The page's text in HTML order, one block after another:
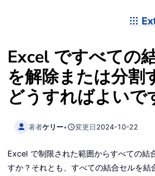
Excel ですべての
を解除または分割
どうすればよいで
著者ケリー• 変更日2024-10-22
Excel で制限された範囲からすべての結
すか？それとも、すべての結合セルを結